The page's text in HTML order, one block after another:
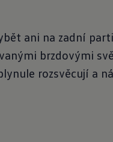
ani na zadní
brzdovými
rozsvěcují a